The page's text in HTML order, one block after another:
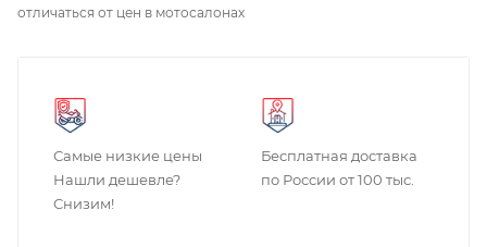
отличаться от цен в мотосалонах
Самые низкие цены
Нашли дешевле?
Снизим!
Бесплатная доставка
по России от 100 тыс.